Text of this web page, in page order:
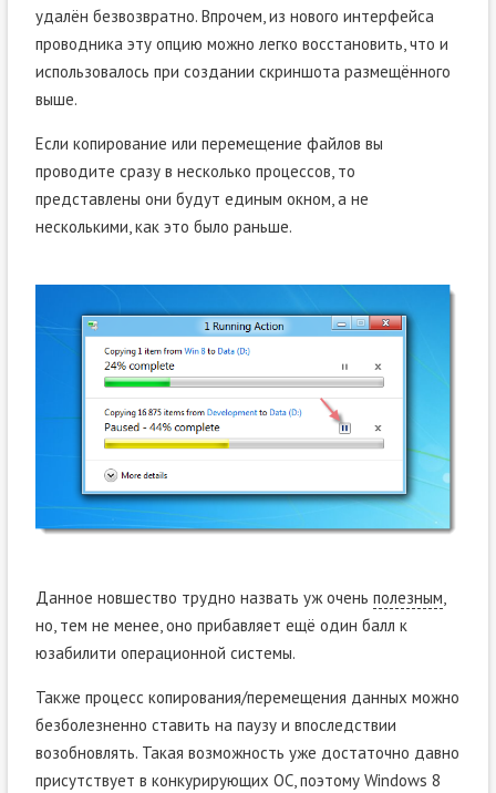
удалён безвозвратно. Впрочем, из нового интерфейса
проводника эту опцию можно легко восстановить, что и
использовалось при создании скриншота размещённого
выше.
Если копирование или перемещение файлов вы
проводите сразу в несколько процессов, то
представлены они будут единым окном, а не
несколькими, как это было раньше.
Данное новшество трудно назвать уж очень полезным,
но, тем не менее, оно прибавляет ещё один балл к
юзабилити операционной системы.
Также процесс копирования/перемещения данных можно
безболезненно ставить на паузу и впоследствии
возобновлять. Такая возможность уже достаточно давно
присутствует в конкурирующих ОС, поэтому Windows 8